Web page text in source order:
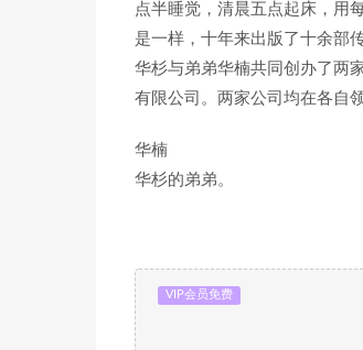
点半睡觉，清晨五点起床，用
是一样，十年来出版了十余部
华杉与弟弟华楠共同创办了两
有限公司。两家公司均在各自
华楠
华杉的弟弟。
VIP会员免费